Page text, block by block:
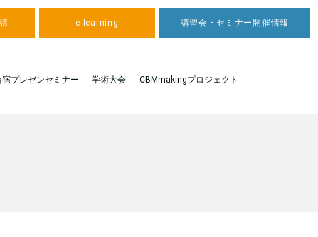
e-learning 講習会・セミナー開催情報
宿プレゼンセミナー 学術大会 CBMmakingプロジェクト